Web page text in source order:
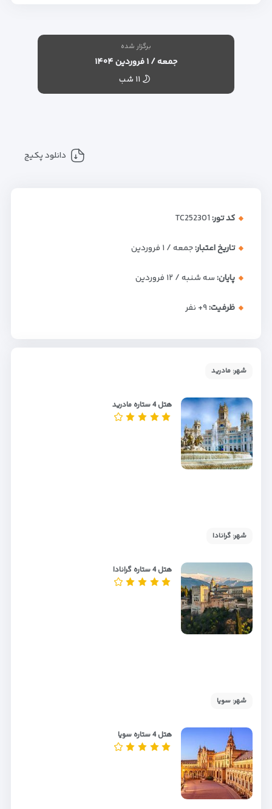
برگزار شده
جمعه / ۱ فروردین ۱۴۰۴
۱۱ شب
دانلود پکیج
کد تور:TC252301
تاریخ اعتبار:جمعه / ۱ فروردین
پایان:سه شنبه / ۱۲ فروردین
ظرفیت:+۹ نفر
شهر: مادرید
هتل 4 ستاره مادرید
شهر: گرانادا
هتل 4 ستاره گرانادا
شهر: سویا
هتل 4 ستاره سویا